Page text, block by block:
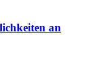
an